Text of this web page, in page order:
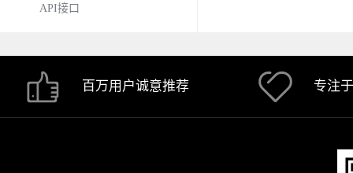
API接口
百万用户诚意推荐 专注